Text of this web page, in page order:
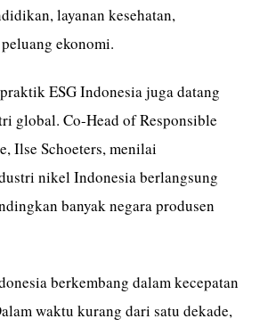
layanan kesehatan,
ekonomi.
ESG Indonesia juga datang
global. Co-Head of Responsible
Ilse Schoeters, menilai
nikel Indonesia berlangsung
banyak negara produsen
berkembang dalam kecepatan
waktu kurang dari satu dekade,